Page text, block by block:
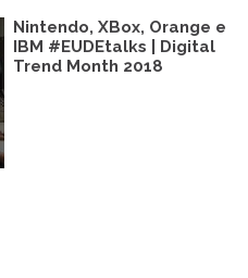
Nintendo, XBox, Orange e
IBM #EUDEtalks | Digital
Trend Month 2018